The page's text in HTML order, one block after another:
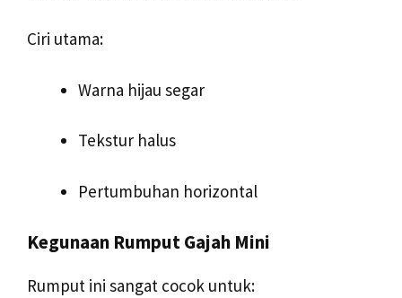
Ciri utama:
Warna hijau segar
Tekstur halus
Pertumbuhan horizontal
Kegunaan Rumput Gajah Mini
Rumput ini sangat cocok untuk: